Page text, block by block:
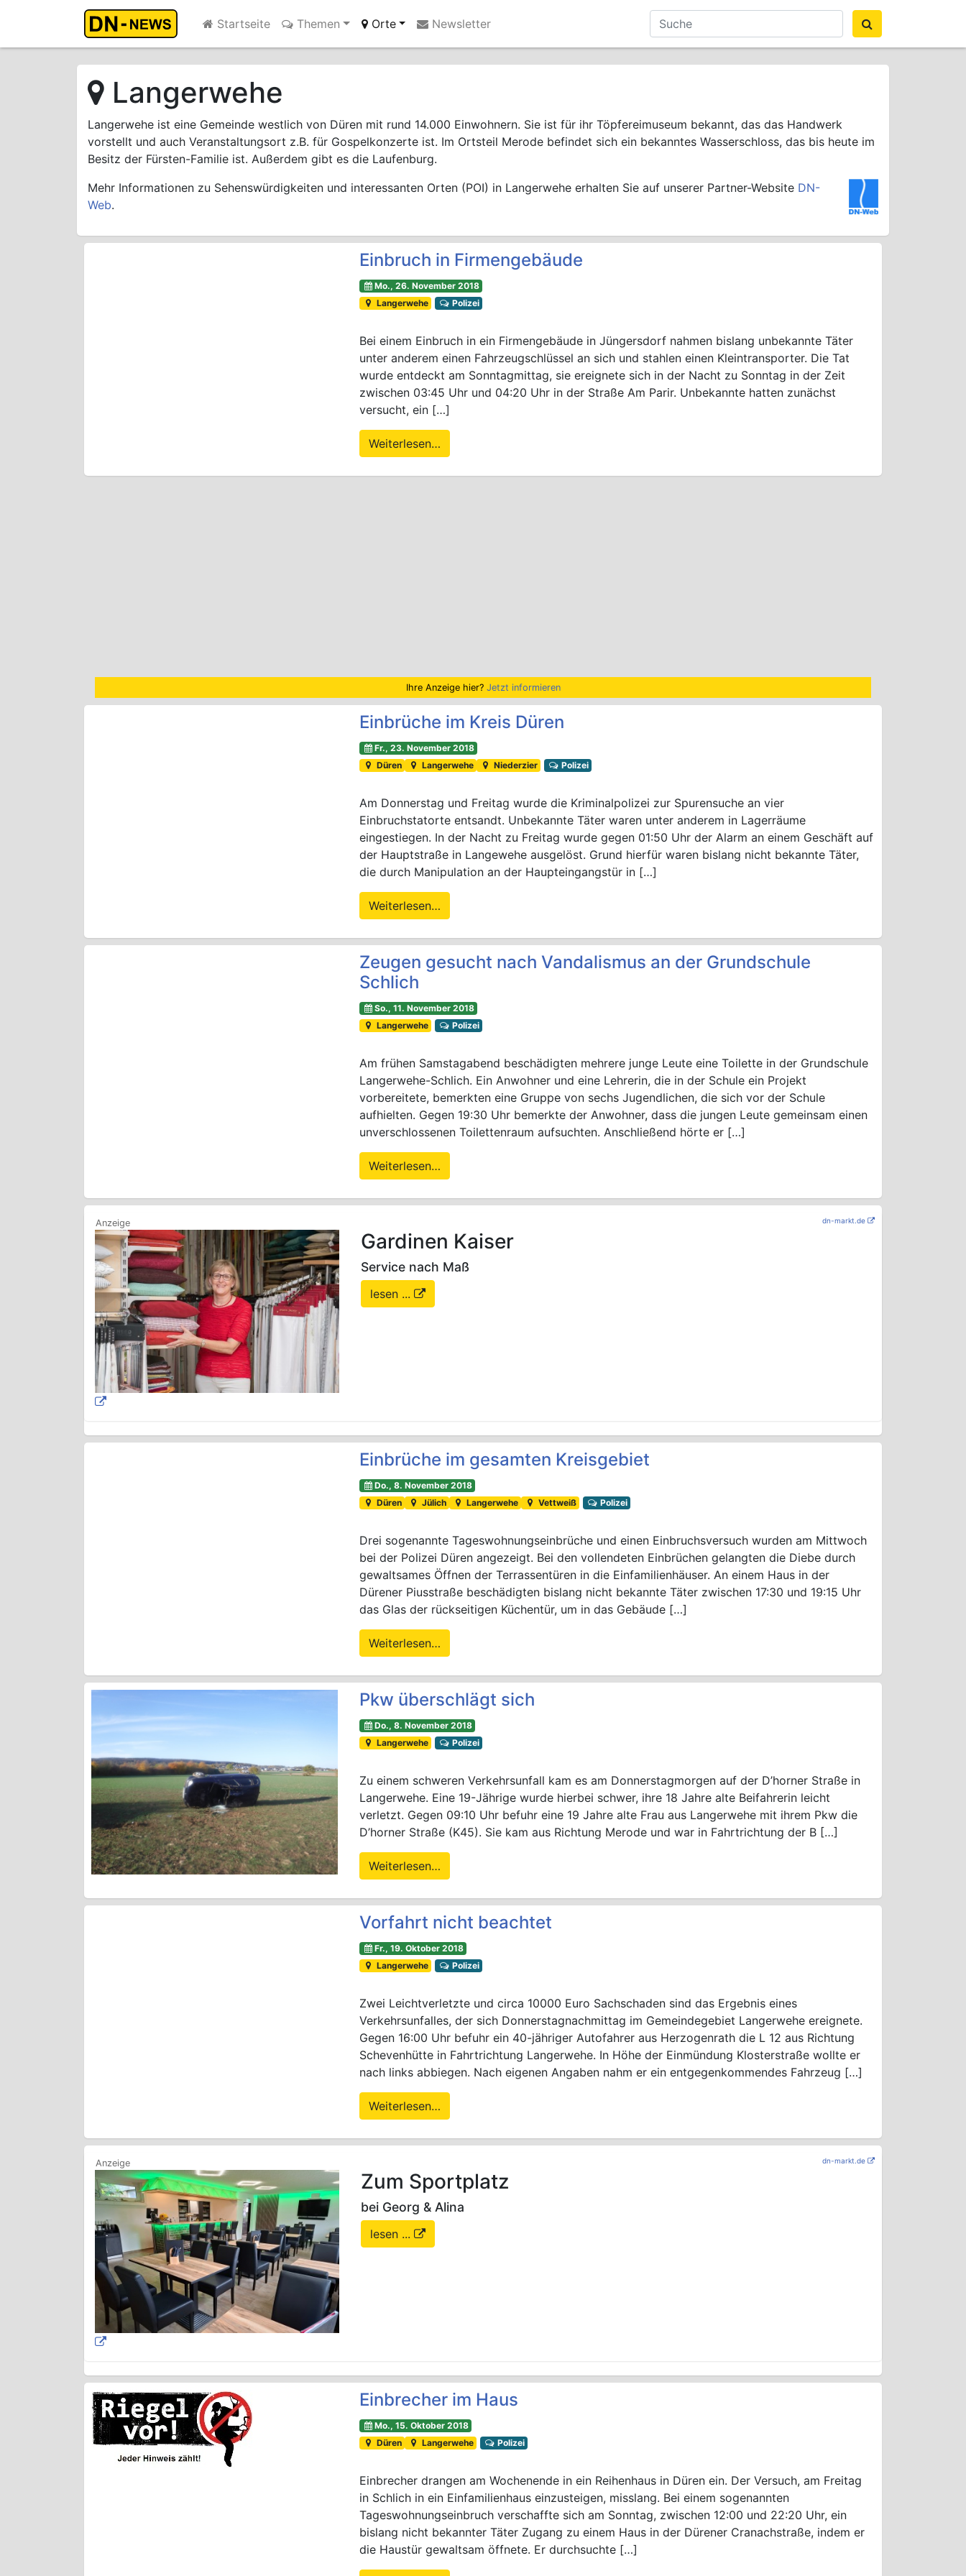
Startseite
Themen Orte Newsletter
Langerwehe
Langerwehe ist eine Gemeinde westlich von Düren mit rund 14.000 Einwohnern. Sie ist für ihr Töpfereimuseum bekannt, das das Handwerk
vorstellt und auch Veranstaltungsort z.B. für Gospelkonzerte ist. Im Ortsteil Merode befindet sich ein bekanntes Wasserschloss, das bis heute im
Besitz der Fürsten-Familie ist. Außerdem gibt es die Laufenburg.
Mehr Informationen zu Sehenswürdigkeiten und interessanten Orten (POI) in Langerwehe erhalten Sie auf unserer Partner-Website DN-
Web.
Einbruch in Firmengebäude
Mo., 26. November 2018
Langerwehe
Polizei
Bei einem Einbruch in ein Firmengebäude in Jüngersdorf nahmen bislang unbekannte Täter
unter anderem einen Fahrzeugschlüssel an sich und stahlen einen Kleintransporter. Die Tat
wurde entdeckt am Sonntagmittag, sie ereignete sich in der Nacht zu Sonntag in der Zeit
zwischen 03:45 Uhr und 04:20 Uhr in der Straße Am Parir. Unbekannte hatten zunächst
versucht, ein […]
Weiterlesen…
Ihre Anzeige hier? Jetzt informieren
Einbrüche im Kreis Düren
Fr., 23. November 2018
Düren
Langerwehe Niederzier Polizei
Am Donnerstag und Freitag wurde die Kriminalpolizei zur Spurensuche an vier
Einbruchstatorte entsandt. Unbekannte Täter waren unter anderem in Lagerräume
eingestiegen. In der Nacht zu Freitag wurde gegen 01:50 Uhr der Alarm an einem Geschäft auf
der Hauptstraße in Langewehe ausgelöst. Grund hierfür waren bislang nicht bekannte Täter,
die durch Manipulation an der Haupteingangstür in […]
Weiterlesen…
Zeugen gesucht nach Vandalismus an der Grundschule
Schlich
So., 11. November 2018
Langerwehe
Polizei
Am frühen Samstagabend beschädigten mehrere junge Leute eine Toilette in der Grundschule
Langerwehe-Schlich. Ein Anwohner und eine Lehrerin, die in der Schule ein Projekt
vorbereitete, bemerkten eine Gruppe von sechs Jugendlichen, die sich vor der Schule
aufhielten. Gegen 19:30 Uhr bemerkte der Anwohner, dass die jungen Leute gemeinsam einen
unverschlossenen Toilettenraum aufsuchten. Anschließend hörte er […]
Weiterlesen…
dn-markt.de
Gardinen Kaiser
Service nach Maß
lesen ...
Einbrüche im gesamten Kreisgebiet
Do., 8. November 2018
Düren
Jülich Langerwehe Vettweiß Polizei
Drei sogenannte Tageswohnungseinbrüche und einen Einbruchsversuch wurden am Mittwoch
bei der Polizei Düren angezeigt. Bei den vollendeten Einbrüchen gelangten die Diebe durch
gewaltsames Öffnen der Terrassentüren in die Einfamilienhäuser. An einem Haus in der
Dürener Piusstraße beschädigten bislang nicht bekannte Täter zwischen 17:30 und 19:15 Uhr
das Glas der rückseitigen Küchentür, um in das Gebäude […]
Weiterlesen…
Pkw überschlägt sich
Do., 8. November 2018
Langerwehe
Polizei
Zu einem schweren Verkehrsunfall kam es am Donnerstagmorgen auf der D’horner Straße in
Langerwehe. Eine 19-Jährige wurde hierbei schwer, ihre 18 Jahre alte Beifahrerin leicht
verletzt. Gegen 09:10 Uhr befuhr eine 19 Jahre alte Frau aus Langerwehe mit ihrem Pkw die
D’horner Straße (K45). Sie kam aus Richtung Merode und war in Fahrtrichtung der B […]
Weiterlesen…
Vorfahrt nicht beachtet
Fr., 19. Oktober 2018
Langerwehe
Polizei
Zwei Leichtverletzte und circa 10000 Euro Sachschaden sind das Ergebnis eines
Verkehrsunfalles, der sich Donnerstagnachmittag im Gemeindegebiet Langerwehe ereignete.
Gegen 16:00 Uhr befuhr ein 40-jähriger Autofahrer aus Herzogenrath die L 12 aus Richtung
Schevenhütte in Fahrtrichtung Langerwehe. In Höhe der Einmündung Klosterstraße wollte er
nach links abbiegen. Nach eigenen Angaben nahm er ein entgegenkommendes Fahrzeug […]
Weiterlesen…
dn-markt.de
Zum Sportplatz
bei Georg & Alina
lesen ...
Einbrecher im Haus
Mo., 15. Oktober 2018
Düren
Langerwehe Polizei
Einbrecher drangen am Wochenende in ein Reihenhaus in Düren ein. Der Versuch, am Freitag
in Schlich in ein Einfamilienhaus einzusteigen, misslang. Bei einem sogenannten
Tageswohnungseinbruch verschaffte sich am Sonntag, zwischen 12:00 und 22:20 Uhr, ein
bislang nicht bekannter Täter Zugang zu einem Haus in der Dürener Cranachstraße, indem er
die Haustür gewaltsam öffnete. Er durchsuchte […]